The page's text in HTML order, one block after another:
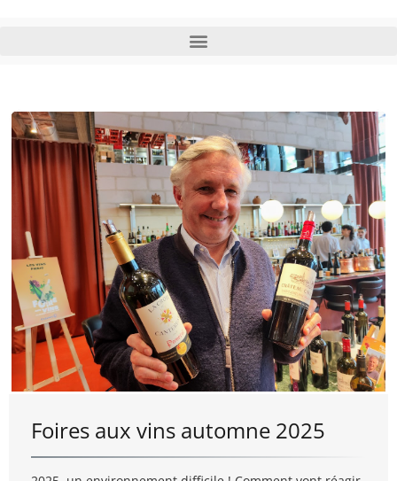
Foires aux vins automne 2025